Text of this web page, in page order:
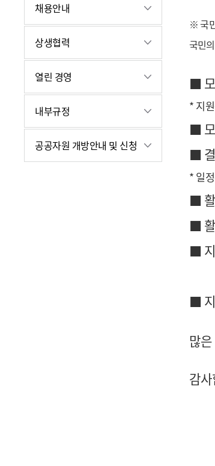
채용안내
상생협력
열린 경영
내부규정
공공자원 개방안내 및 신청
※ 국
국민
■
* 지
■
■
* 일
■
■
■
■
많
감